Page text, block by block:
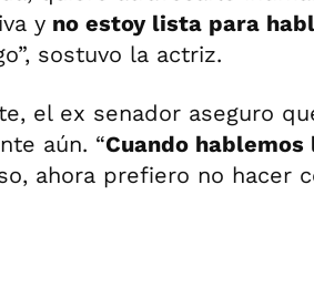
y no estoy lista para
sostuvo la actriz.
el ex senador aseguro
aún. “Cuando
ahora prefiero no hacer